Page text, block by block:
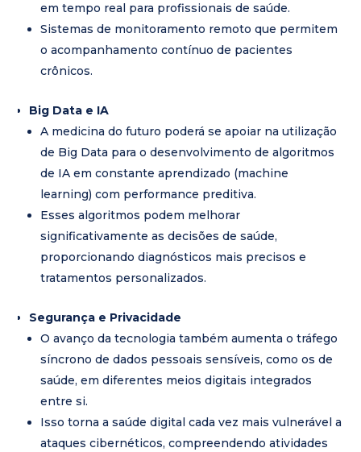
em tempo real para profissionais de saúde.
Sistemas de monitoramento remoto que permitem
o acompanhamento contínuo de pacientes
crônicos.
Big Data e IA
A medicina do futuro poderá se apoiar na utilização
de Big Data para o desenvolvimento de algoritmos
de IA em constante aprendizado (machine
learning) com performance preditiva.
Esses algoritmos podem melhorar
significativamente as decisões de saúde,
proporcionando diagnósticos mais precisos e
tratamentos personalizados.
Segurança e Privacidade
O avanço da tecnologia também aumenta o tráfego
síncrono de dados pessoais sensíveis, como os de
saúde, em diferentes meios digitais integrados
entre si.
Isso torna a saúde digital cada vez mais vulnerável a
ataques cibernéticos, compreendendo atividades